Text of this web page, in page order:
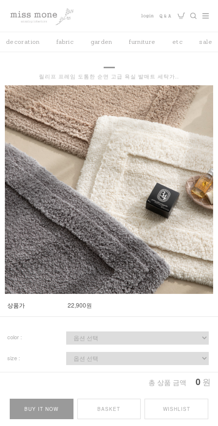
decoration fabric garden furniture etc sale
릴리프 프레임 도톰한 순면 고급 욕실 발매트 세탁가..
상품가 22,900원
color :
size :
총 상품 금액 0 원
BUY IT NOW BASKET WISHLIST